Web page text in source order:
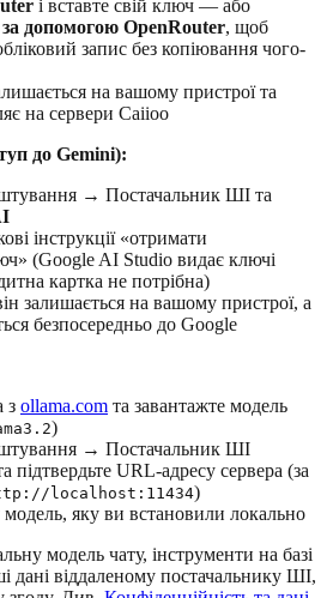
і вставте свій ключ — або
допомогою OpenRouter, щоб
запис без копіювання чого-
на вашому пристрої та
на сервери Caiioo
до Gemini):
→ Постачальник ШІ та
інструкції «отримати
(Google AI Studio видає ключі
картка не потрібна)
залишається на вашому пристрої, а
безпосередньо до Google
з ollama.com та завантажте модель
)
→ Постачальник ШІ
підтвердьте URL-адресу сервера (за
localhost:11434)
модель, яку ви встановили локально
модель чату, інструменти на базі
дані віддаленому постачальнику ШІ,